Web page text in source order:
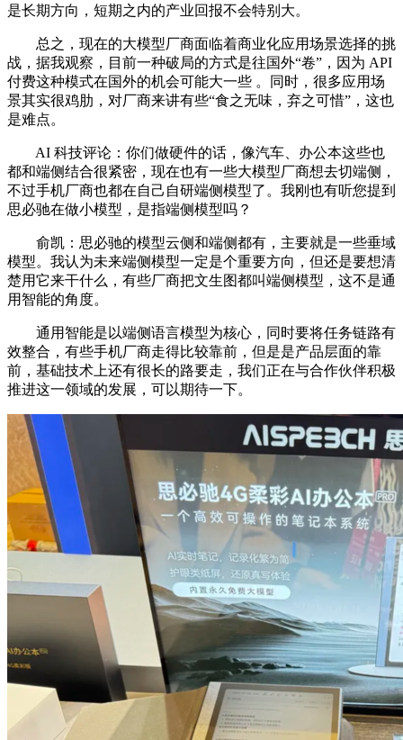
是长期方向，短期之内的产业回报不会特别大。
总之，现在的大模型厂商面临着商业化应用场景选择的挑
战，据我观察，目前一种破局的方式是往国外“卷”，因为 API
付费这种模式在国外的机会可能大一些 。同时，很多应用场
景其实很鸡肋，对厂商来讲有些“食之无味，弃之可惜”，这也
是难点。
AI 科技评论：你们做硬件的话，像汽车、办公本这些也
都和端侧结合很紧密，现在也有一些大模型厂商想去切端侧，
不过手机厂商也都在自己自研端侧模型了。我刚也有听您提到
思必驰在做小模型，是指端侧模型吗？
俞凯：思必驰的模型云侧和端侧都有，主要就是一些垂域
模型。我认为未来端侧模型一定是个重要方向，但还是要想清
楚用它来干什么，有些厂商把文生图都叫端侧模型，这不是通
用智能的角度。
通用智能是以端侧语言模型为核心，同时要将任务链路有
效整合，有些手机厂商走得比较靠前，但是是产品层面的靠
前，基础技术上还有很长的路要走，我们正在与合作伙伴积极
推进这一领域的发展，可以期待一下。